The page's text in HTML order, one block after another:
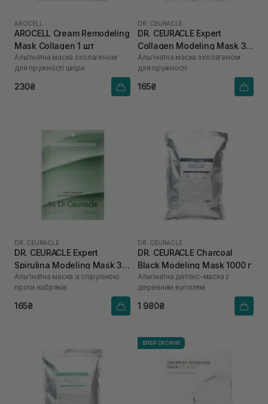
AROCELL
AROCELL Cream Remodeling
Mask Collagen 1 шт
Альгінатна маска з колагеном
для пружності шкіри
230₴
DR. CEURACLE
DR. CEURACLE Expert
Collagen Modeling Mask 30
гАльгінатна маска з колагеном
для пружності
165₴
DR. CEURACLE
DR. CEURACLE Expert
Spirulina Modeling Mask 30
гАльгінатна маска зі спіруліною
проти набряків
165₴
DR. CEURACLE
DR. CEURACLE Charcoal
Black Modeling Mask 1000 г
Альгінатна детокс-маска з
деревним вугіллям
1 980₴
ВИБІР ОКСАНИ